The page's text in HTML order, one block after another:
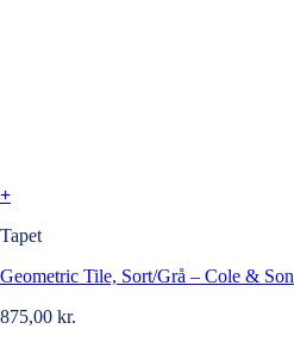
+
Tapet
Geometric Tile, Sort/Grå – Cole & Son
875,00 kr.